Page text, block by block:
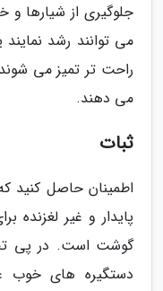
جلوگیری از شیارها
می توانند رشد
راحت تر تمیز می
می دهند.
ثبات
اطمینان حاصل کنید
پایدار و غیر لغزنده
گوشت است. در پی
دستگیره های خوب